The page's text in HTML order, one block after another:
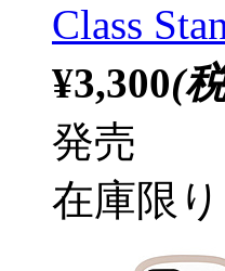
Class
¥3,300(
発売
在庫限り